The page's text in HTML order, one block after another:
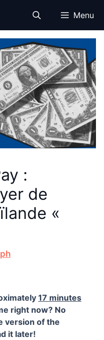
Menu
:
de
«
17 minutes
right now? No
version of the
it later!